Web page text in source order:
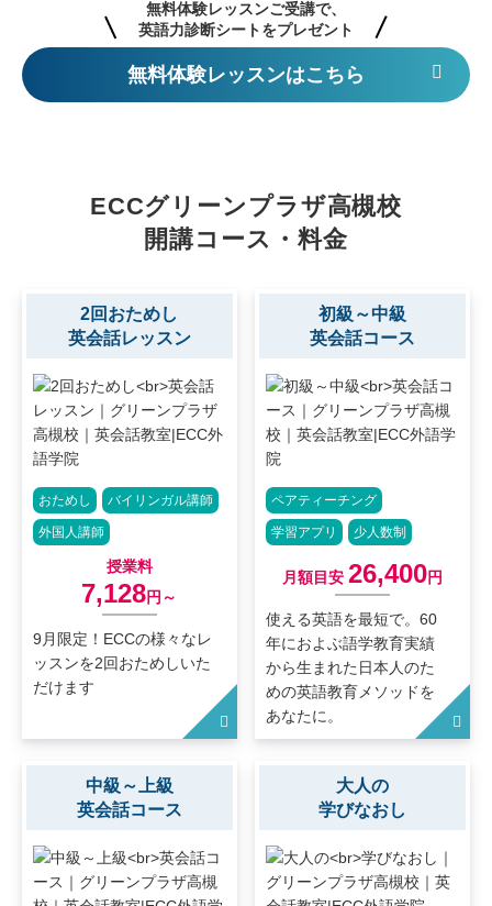
4. 4階で降りたら、ゴールドジムと反対側方向に突き当り
(阪急高槻市駅から)
3. 三井住友銀行横の道に入り、そのまま道なりに直進しま
4. 飲食店街を通り、郵便局が見えてくるのでそのまま進み
6. グリーンプラザ1号館の奥まで進み、エレベーターで4階
までお越しください。
まで進んでください。
無料体験レッスンはこちら
ECCグリーンプラザ高槻校
開講コース・料金
2回おためし
英会話レッスン
おためし バイリンガル講師
外国人講師
授業料
7,128円～
9月限定！ECCの様々なレ
ッスンを2回おためしいた
だけます
初級～中級
英会話コース
ペアティーチング
学習アプリ 少人数制
月額目安26,400円
使える英語を最短で。60
年におよぶ語学教育実績
から生まれた日本人のた
めの英語教育メソッドを
あなたに。
中級～上級
英会話コース
大人の
学びなおし